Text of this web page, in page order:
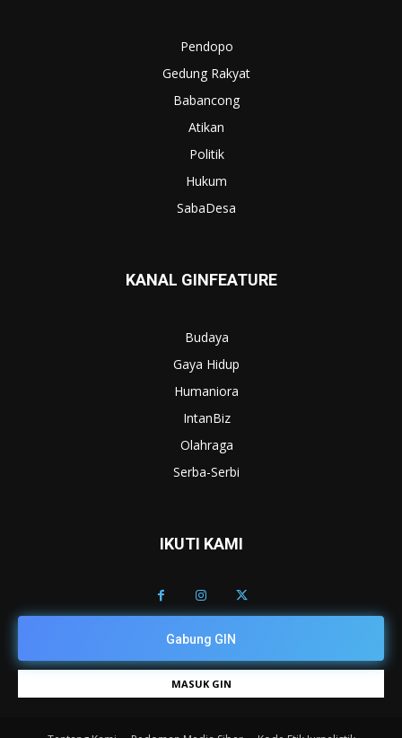
Pendopo
Gedung Rakyat
Babancong
Atikan
Politik
Hukum
SabaDesa
KANAL GINFEATURE
Budaya
Gaya Hidup
Humaniora
IntanBiz
Olahraga
Serba-Serbi
IKUTI KAMI
Gabung GIN
MASUK GIN